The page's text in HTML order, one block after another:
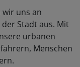
uns an
Stadt aus. Mit
urbanen
Menschen